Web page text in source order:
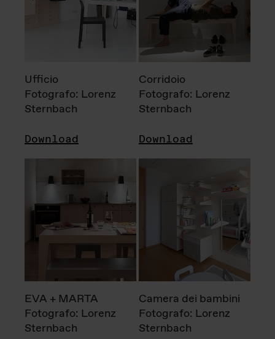
Ufficio
Fotografo: Lorenz
Sternbach
Download
Corridoio
Fotografo: Lorenz
Sternbach
Download
EVA + MARTA
Fotografo: Lorenz
Sternbach
Camera dei bambini
Fotografo: Lorenz
Sternbach